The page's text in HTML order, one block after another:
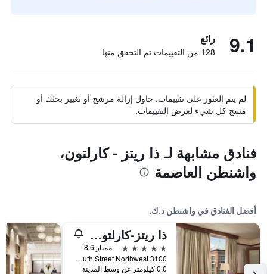
9.1 رائع
128 من التقييمات تم التحقق منها
لم يتم العثور على تقييمات. حاول إزالة مرشح أو تغيير بحثك أو
مسح كل شيء لعرض التقييمات.
فنادق مشابهة لـ ذا ريتز - كارلتون،
واشنطن العاصمة
أفضل الفنادق في واشنطن د.ك.
ذا ريتز-كارلتون جورجتاون، واشنطن ديسي
5 نجوم
ممتاز 8.6
3100 South Street Northwest, واشنطن د.ك., DC, الولايات المتحدة الأميريكية
0.0 كيلومتر عن وسط المدينة